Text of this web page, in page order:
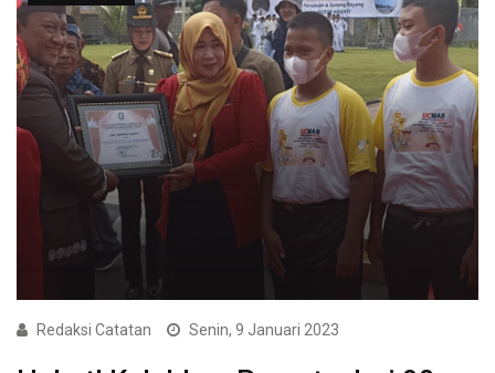
Redaksi Catatan Senin, 9 Januari 2023